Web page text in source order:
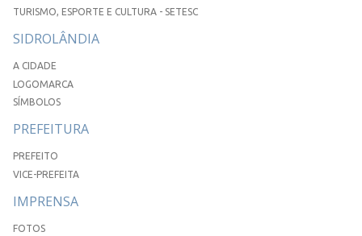
TURISMO, ESPORTE E CULTURA - SETESC
SIDROLÂNDIA
A CIDADE
LOGOMARCA
SÍMBOLOS
PREFEITURA
PREFEITO
VICE-PREFEITA
IMPRENSA
FOTOS